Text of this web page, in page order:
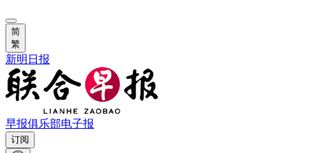
简
繁
新明日报
早报俱乐部电子报
订阅